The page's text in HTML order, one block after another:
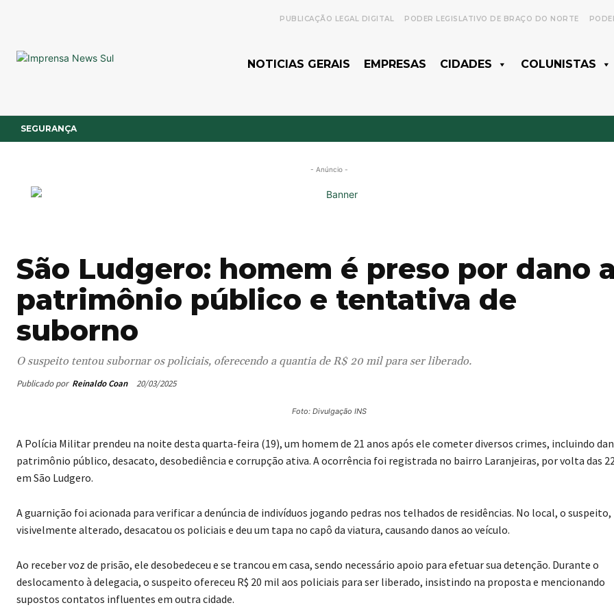
PUBLICAÇÃO LEGAL DIGITAL PODER LEGISLATIVO DE BRAÇO DO NORTE
NOTICIAS GERAIS EMPRESAS CIDADES COLUNISTAS
SEGURANÇA
- Anúncio -
São Ludgero: homem é preso por dano
patrimônio público e tentativa de
suborno
O suspeito tentou subornar os policiais, oferecendo a quantia de R$ 20 mil para ser liberado.
Publicado por Reinaldo Coan 20/03/2025
Foto: Divulgação INS
A Polícia Militar prendeu na noite desta quarta-feira (19), um homem de 21 anos após ele cometer diversos crimes, incluindo
patrimônio público, desacato, desobediência e corrupção ativa. A ocorrência foi registrada no bairro Laranjeiras, por volta das
em São Ludgero.
A guarnição foi acionada para verificar a denúncia de indivíduos jogando pedras nos telhados de residências. No local, o suspeito,
visivelmente alterado, desacatou os policiais e deu um tapa no capô da viatura, causando danos ao veículo.
Ao receber voz de prisão, ele desobedeceu e se trancou em casa, sendo necessário apoio para efetuar sua detenção. Durante o
deslocamento à delegacia, o suspeito ofereceu R$ 20 mil aos policiais para ser liberado, insistindo na proposta e mencionando
supostos contatos influentes em outra cidade.